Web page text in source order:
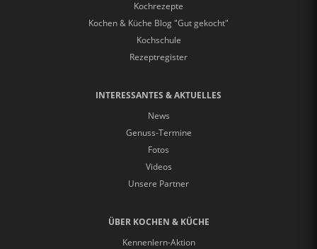
Kochrezepte
Kochen & Küche Blog "Gut gekocht"
Kochschule
Rezeptregister
INTERESSANTES & AKTUELLES
News
Genuss-Termine
Fotos
Videos
Unsere Partner
ÜBER KOCHEN & KÜCHE
Kennenlern-Aktion